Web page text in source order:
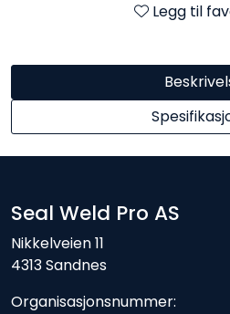
Legg til
Seal Weld Pro AS
Nikkelveien 11
4313 Sandnes
Organisasjonsnummer: